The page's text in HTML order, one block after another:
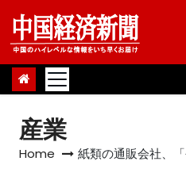
Skip
content
産業
Home 紙類の通販会社、